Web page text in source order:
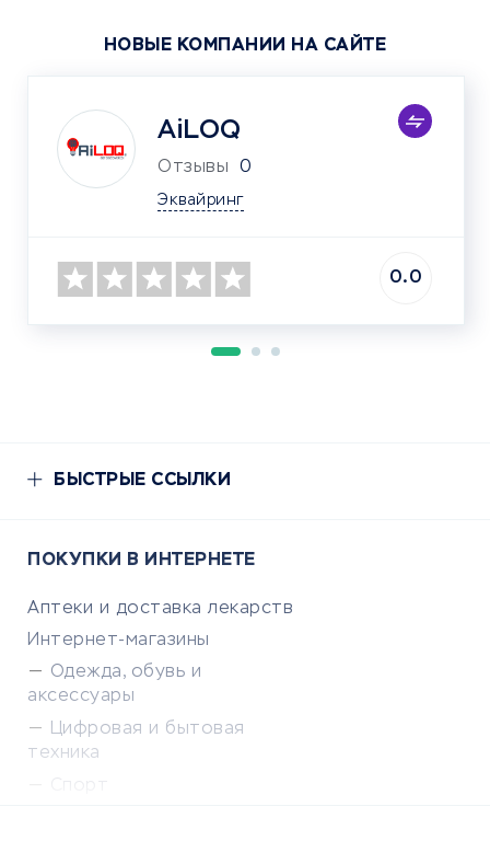
НОВЫЕ КОМПАНИИ НА САЙТЕ
AiLOQ
Отзывы 0
Эквайринг
0.0
БЫСТРЫЕ ССЫЛКИ
ПОКУПКИ В ИНТЕРНЕТЕ
Аптеки и доставка лекарств
Интернет-магазины
Одежда, обувь и
аксессуары
Цифровая и бытовая
техника